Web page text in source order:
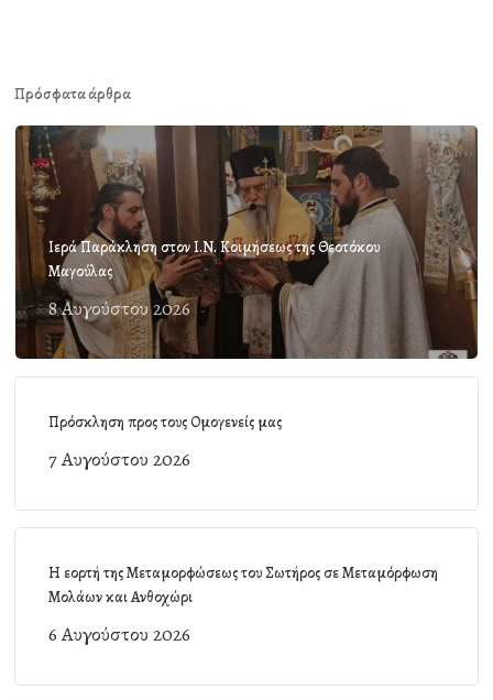
Πρόσφατα άρθρα
Ιερά Παράκληση στον Ι.Ν. Κοιμήσεως της Θεοτόκου
Μαγούλας
8 Αυγούστου 2026
Πρόσκληση προς τους Ομογενείς μας
7 Αυγούστου 2026
Η εορτή της Μεταμορφώσεως του Σωτήρος σε Μεταμόρφωση
Μολάων και Ανθοχώρι
6 Αυγούστου 2026